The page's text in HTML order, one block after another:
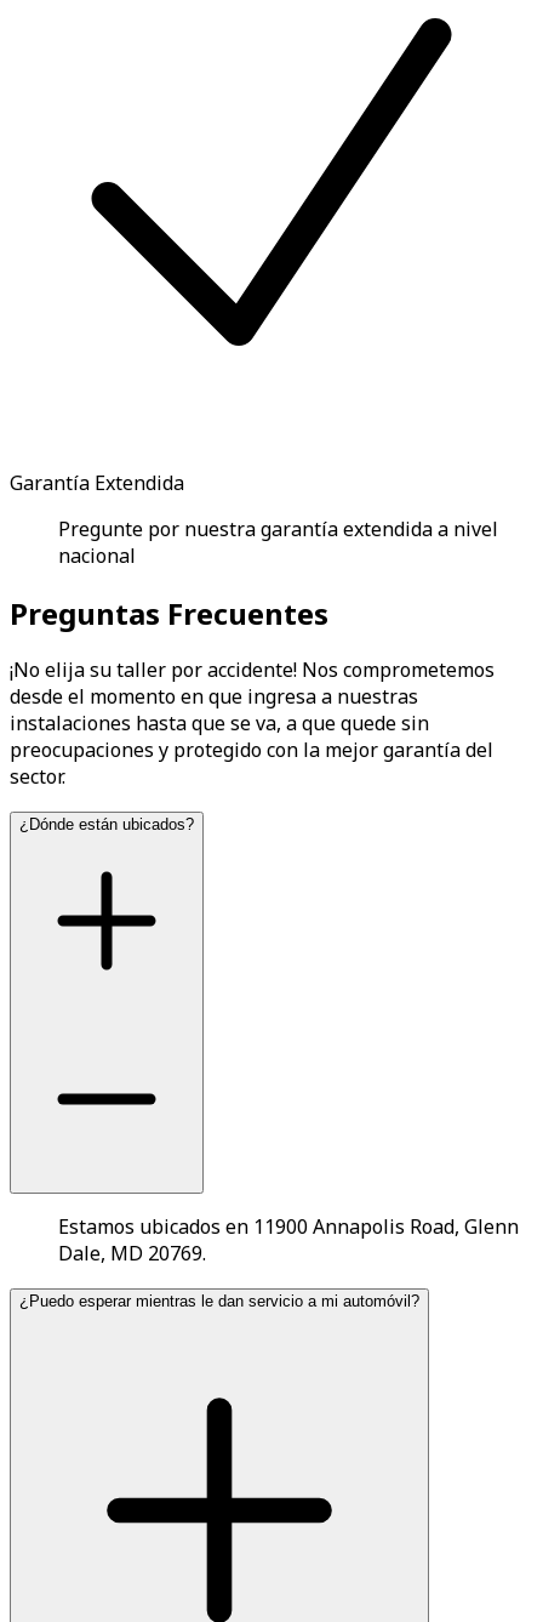
Garantía Extendida
Pregunte por nuestra garantía extendida a nivel
nacional
Preguntas Frecuentes
¡No elija su taller por accidente! Nos comprometemos
desde el momento en que ingresa a nuestras
instalaciones hasta que se va, a que quede sin
preocupaciones y protegido con la mejor garantía del
sector.
¿Dónde están ubicados?
Estamos ubicados en 11900 Annapolis Road, Glenn
Dale, MD 20769.
¿Puedo esperar mientras le dan servicio a mi automóvil?